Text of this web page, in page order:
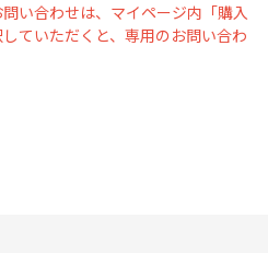
い合わせは、マイページ内「購入
ていただくと、専用のお問い合わ